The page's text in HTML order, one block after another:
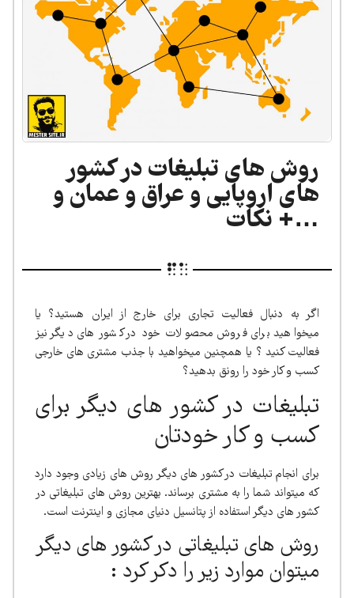
روش های تبلیغات در کشور
های اروپایی و عراق و عمان و
…+ نکات
اگر به دنبال فعالیت تجاری برای خارج از ایران هستید؟ یا
میخواهید برای فروش محصولات خود در کشور های دیگر نیز
فعالیت کنید ؟ یا همچنین میخواهید با جذب مشتری های خارجی
کسب و کار خود را رونق بدهید؟
تبلیغات در کشور های دیگر برای
کسب و کار خودتان
برای انجام تبلیغات در کشور های دیگر روش های زیادی وجود دارد
که میتواند شما را به مشتری برساند. بهترین روش های تبلیغاتی در
کشور های دیگر استفاده از پتانسیل دنیای مجازی و اینترنت است.
روش های تبلیغاتی در کشور های دیگر
میتوان موارد زیر را دکر کرد :